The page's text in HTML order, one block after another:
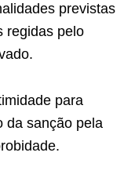
previstas
regidas pelo
para
da sanção pela